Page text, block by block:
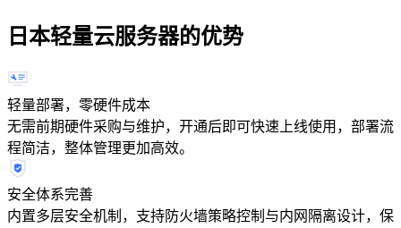
日本轻量云服务器的优势
轻量部署，零硬件成本
无需前期硬件采购与维护，开通后即可快速上线使用，部署流
程简洁，整体管理更加高效。
安全体系完善
内置多层安全机制，支持防火墙策略控制与内网隔离设计，保